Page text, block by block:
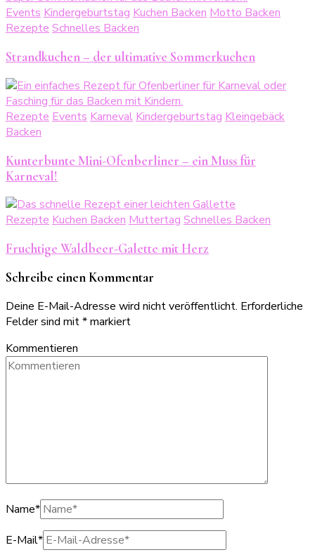
EventsKindergeburtstag Kuchen BackenMotto Backen
RezepteSchnelles Backen
Strandkuchen – der ultimative Sommerkuchen
Rezepte Events Karneval Kindergeburtstag Kleingebäck
Backen
Kunterbunte Mini-Ofenberliner – ein Muss für
Karneval!
Rezepte Kuchen Backen Muttertag Schnelles Backen
Fruchtige Waldbeer-Galette mit Herz
Schreibe einen Kommentar
Deine E-Mail-Adresse wird nicht veröffentlicht. Erforderliche
Felder sind mit*markiert
Kommentieren
Name*
E-Mail*